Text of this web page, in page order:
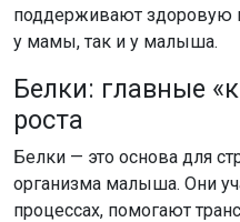
поддерживают здоровую
у мамы, так и у малыша.
Белки: главные
роста
Белки — это основа для
организма малыша. Они
процессах, помогают